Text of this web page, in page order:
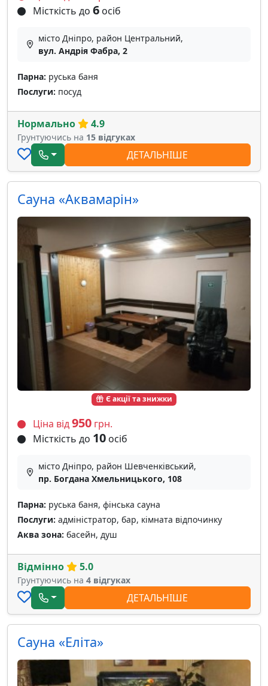
Місткість до 6 осіб
місто Дніпро, район Центральний,
вул. Андрія Фабра, 2
Парна: руська баня
Послуги: посуд
Нормально 4.9
Грунтуючись на 15 відгуках
ДЕТАЛЬНІШЕ
Є акції та знижки
Сауна «Аквамарін»
Ціна від950 грн.
Місткість до 10 осіб
місто Дніпро, район Шевченківський,
пр. Богдана Хмельницького, 108
Парна: руська баня, фінська сауна
Послуги: адміністратор, бар, кімната відпочинку
Аква зона: басейн, душ
Відмінно 5.0
Грунтуючись на 4 відгуках
ДЕТАЛЬНІШЕ
Сауна «Еліта»